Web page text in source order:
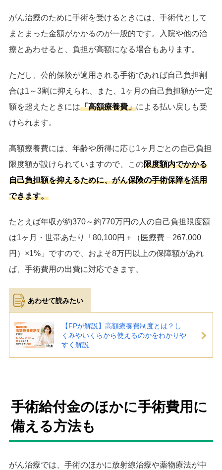
がん治療のために手術を受けるときには、手術代として
まとまった金額がかかるのが一般的です。入院や他の治
療とあわせると、負担が高額になる場合もあります。
ただし、公的保険が適用される手術であれば自己負担割
合は1～3割に抑えられ、また、1ヶ月の自己負担額が一定
額を超えたときには「高額療養費」による払い戻しも受
けられます。
高額療養費には、年齢や所得に応じ1ヶ月ごとの自己負担
限度額が設けられていますので、この限度額内でかかる
自己負担額を抑えるために、がん保険の手術保障を活用
できます。
たとえば年収が約370～約770万円の人の自己負担限度額
は1ヶ月・世帯あたり「80,100円＋（医療費－267,000
円）×1%」ですので、およそ8万円以上の保障額があれ
ば、手術費用の出費に対応できます。
【FPが解説】高額療養費制度とは？し
くみやいくらから使えるのかをわかりや
すく解説
手術給付金のほかに手術費用に
備える方法も
がん治療では、手術のほかに放射線治療や薬物療法が中